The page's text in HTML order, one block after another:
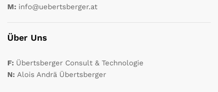
M: info@uebertsberger.at
Über Uns
F: Übertsberger Consult & Technologie
N: Alois Andrä Übertsberger